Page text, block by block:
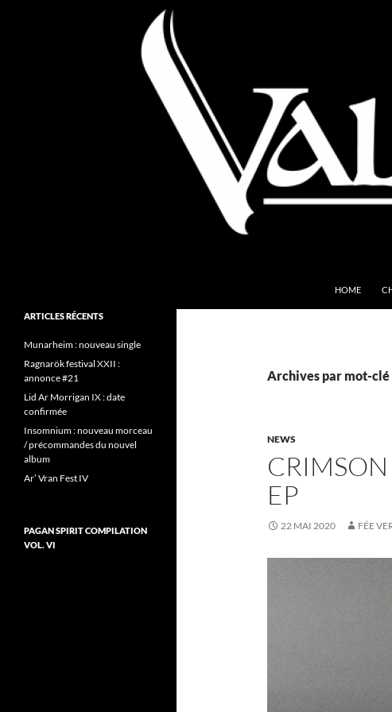
HOME
Archives par mot-clé
NEWS
EP
22 MAI 2020 FÉE
Folk Pagan Webzine
ARTICLES RÉCENTS
Munarheim : nouveau single
Ragnarök festival XXII :
annonce #21
Lid Ar Morrigan IX : date
confirmée
Insomnium : nouveau morceau
/ précommandes du nouvel
album
Ar’ Vran Fest IV
PAGAN SPIRIT COMPILATION
VOL. VI